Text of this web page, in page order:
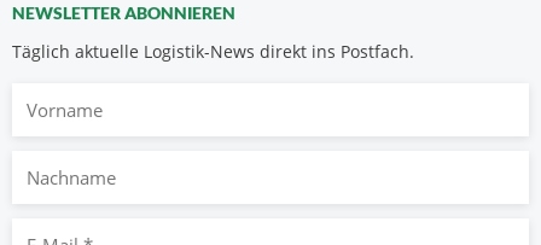
NEWSLETTER ABONNIEREN
Täglich aktuelle Logistik-News direkt ins Postfach.
Nachname